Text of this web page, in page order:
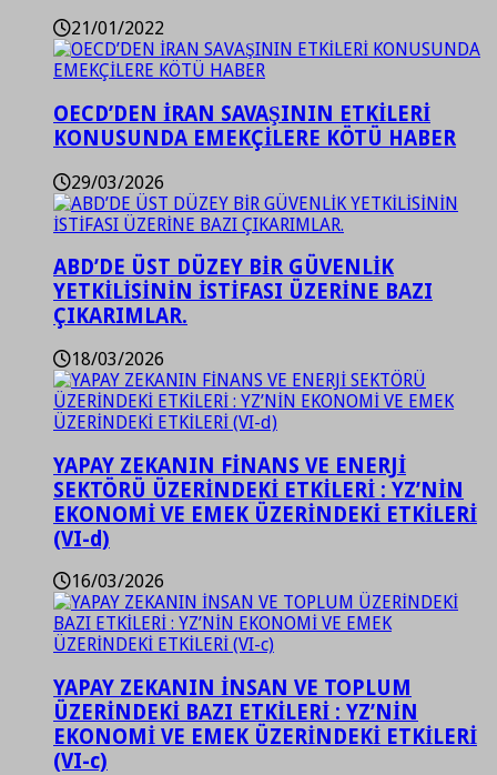
21/01/2022
OECD’DEN İRAN SAVAŞININ ETKİLERİ
KONUSUNDA EMEKÇİLERE KÖTÜ HABER
29/03/2026
ABD’DE ÜST DÜZEY BİR GÜVENLİK
YETKİLİSİNİN İSTİFASI ÜZERİNE BAZI
ÇIKARIMLAR.
18/03/2026
YAPAY ZEKANIN FİNANS VE ENERJİ
SEKTÖRÜ ÜZERİNDEKİ ETKİLERİ : YZ’NİN
EKONOMİ VE EMEK ÜZERİNDEKİ ETKİLERİ
(VI-d)
16/03/2026
YAPAY ZEKANIN İNSAN VE TOPLUM
ÜZERİNDEKİ BAZI ETKİLERİ : YZ’NİN
EKONOMİ VE EMEK ÜZERİNDEKİ ETKİLERİ
(VI-c)